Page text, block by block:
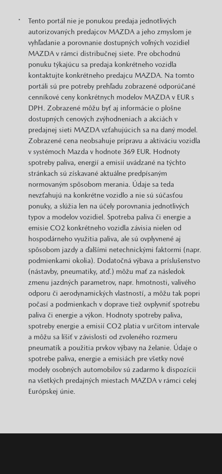
*
Tento portál nie je ponukou predaja jednotlivých
autorizovaných predajcov MAZDA a jeho zmyslom je
vyhľadanie a porovnanie dostupných voľných vozidiel
MAZDA v rámci distribučnej siete. Pre obchodnú
ponuku týkajúcu sa predaja konkrétneho vozidla
kontaktujte konkrétneho predajcu MAZDA. Na tomto
portáli sú pre potreby prehľadu zobrazené odporúčané
cenníkové ceny konkrétnych modelov MAZDA v EUR s
DPH. Zobrazené môžu byť aj informácie o plošne
dostupných cenových zvýhodneniach a akciách v
predajnej sieti MAZDA vzťahujúcich sa na daný model.
Zobrazené cena neobsahuje prípravu a aktiváciu vozidla
v systémoch Mazda v hodnote 369 EUR. Hodnoty
spotreby paliva, energií a emisií uvádzané na týchto
stránkach sú získavané aktuálne predpísaným
normovaným spôsobom merania. Údaje sa teda
nevzťahujú na konkrétne vozidlo a nie sú súčasťou
ponuky, a slúžia len na účely porovnania jednotlivých
typov a modelov vozidiel. Spotreba paliva či energie a
emisie CO2 konkrétneho vozidla závisia nielen od
hospodárneho využitia paliva, ale sú ovplyvnené aj
spôsobom jazdy a ďalšími netechnickými faktormi (napr.
podmienkami okolia). Dodatočná výbava a príslušenstvo
(nástavby, pneumatiky, atď.) môžu mať za následok
zmenu jazdných parametrov, napr. hmotnosti, valivého
odporu či aerodynamických vlastností, a môžu tak popri
počasí a podmienkach v doprave tiež ovplyvniť spotrebu
paliva či energie a výkon. Hodnoty spotreby paliva,
spotreby energie a emisií CO2 platia v určitom intervale
a môžu sa líšiť v závislosti od zvoleného rozmeru
pneumatík a použitia prvkov výbavy na želanie. Údaje o
spotrebe paliva, energie a emisiách pre všetky nové
modely osobných automobilov sú zadarmo k dispozícii
na všetkých predajných miestach MAZDA v rámci celej
Európskej únie.